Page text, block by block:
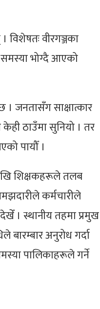
वीरगञ्जका
समस्या भोग्दै आएको
। जनतासँग साक्षात्कार
ठाउँमा सुनियो । तर
पायौँ ।
शिक्षकहरूले तलब
कर्मचारीले
। स्थानीय तहमा प्रमुख
अनुरोध गर्दा
पालिकाहरूले गर्ने